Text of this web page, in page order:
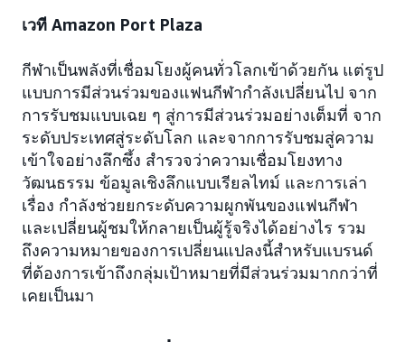
เวที Amazon Port Plaza
กีฬาเป็นพลังที่เชื่อมโยงผู้คนทั่วโลกเข้าด้วยกัน แต่รูป
แบบการมีส่วนร่วมของแฟนกีฬากำลังเปลี่ยนไป จาก
การรับชมแบบเฉย ๆ สู่การมีส่วนร่วมอย่างเต็มที่ จาก
ระดับประเทศสู่ระดับโลก และจากการรับชมสู่ความ
เข้าใจอย่างลึกซึ้ง สำรวจว่าความเชื่อมโยงทาง
วัฒนธรรม ข้อมูลเชิงลึกแบบเรียลไทม์ และการเล่า
เรื่อง กำลังช่วยยกระดับความผูกพันของแฟนกีฬา
และเปลี่ยนผู้ชมให้กลายเป็นผู้รู้จริงได้อย่างไร รวม
ถึงความหมายของการเปลี่ยนแปลงนี้สำหรับแบรนด์
ที่ต้องการเข้าถึงกลุ่มเป้าหมายที่มีส่วนร่วมมากกว่าที่
เคยเป็นมา